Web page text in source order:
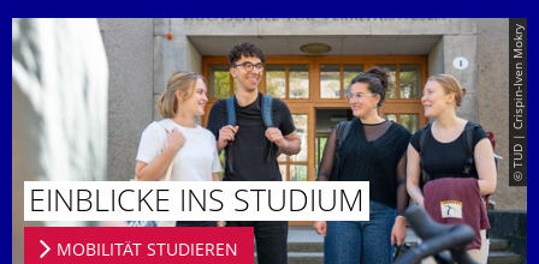
© TUD | Crispin-Iven Mokry
EINBLICKE INS STUDIUM
MOBILITÄT STUDIEREN